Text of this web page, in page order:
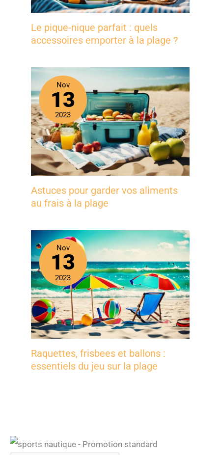
Le pique-nique parfait : quels
accessoires emporter à la plage ?
Nov
13
2023
Astuces pour garder vos aliments
au frais à la plage
Nov
13
2023
Raquettes, frisbees et ballons :
essentiels du jeu sur la plage